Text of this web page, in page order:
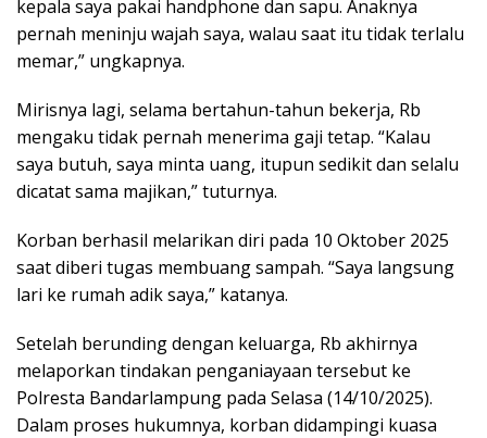
kepala saya pakai handphone dan sapu. Anaknya
pernah meninju wajah saya, walau saat itu tidak terlalu
memar,” ungkapnya.
Mirisnya lagi, selama bertahun-tahun bekerja, Rb
mengaku tidak pernah menerima gaji tetap. “Kalau
saya butuh, saya minta uang, itupun sedikit dan selalu
dicatat sama majikan,” tuturnya.
Korban berhasil melarikan diri pada 10 Oktober 2025
saat diberi tugas membuang sampah. “Saya langsung
lari ke rumah adik saya,” katanya.
Setelah berunding dengan keluarga, Rb akhirnya
melaporkan tindakan penganiayaan tersebut ke
Polresta Bandarlampung pada Selasa (14/10/2025).
Dalam proses hukumnya, korban didampingi kuasa